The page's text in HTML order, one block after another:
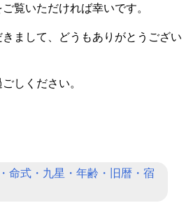
覧いただければ幸いです。
まして、どうもありがとうござい
しください。
命式・九星・年齢・旧暦・宿